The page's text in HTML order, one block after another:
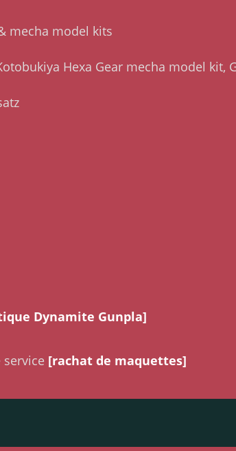
mecha model kits
Hexa Gear mecha model kit,
Dynamite Gunpla]
[rachat de maquettes]